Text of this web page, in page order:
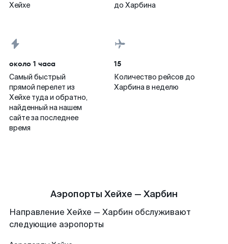
Хейхе
до Харбина
около 1 часа
Самый быстрый
прямой перелет из
Хейхе туда и обратно,
найденный на нашем
сайте за последнее
время
15
Количество рейсов до
Харбина в неделю
Аэропорты Хейхе — Харбин
Направление Хейхе — Харбин обслуживают
следующие аэропорты